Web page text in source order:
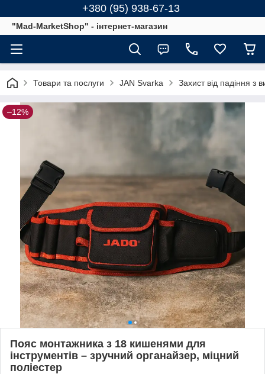
+380 (95) 938-67-13
"Mad-MarketShop" - інтернет-магазин
Товари та послуги JAN Svarka Захист від падіння з
–12%
Пояс монтажника з 18 кишенями для
інструментів – зручний органайзер, міцний
поліестер